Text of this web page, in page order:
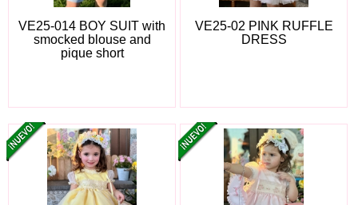
VE25-014 BOY SUIT with
smocked blouse and
pique short
VE25-02 PINK RUFFLE
DRESS